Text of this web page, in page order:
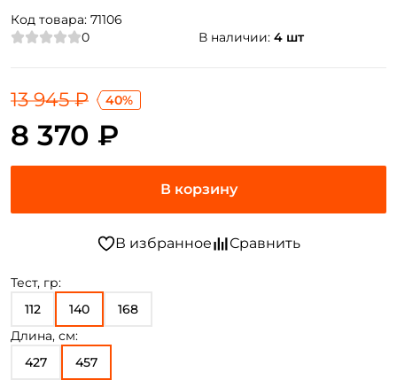
Код товара: 71106
0
В наличии: 4 шт
Тест, гр:
112
140
168
Длина, см:
427
457
8 370 ₽
13 945 ₽ 40%